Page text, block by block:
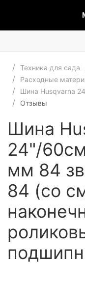
Техника для сада
Расходные
Шина Husqvarna
Отзывы
Шина
24"/
мм 84
84 (со